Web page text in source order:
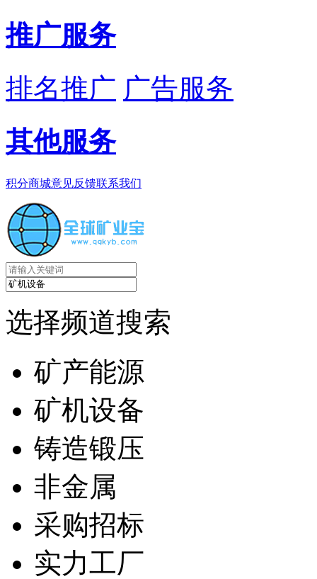
推广服务
排名推广 广告服务
其他服务
积分商城意见反馈联系我们
选择频道搜索
矿产能源
矿机设备
铸造锻压
非金属
采购招标
实力工厂